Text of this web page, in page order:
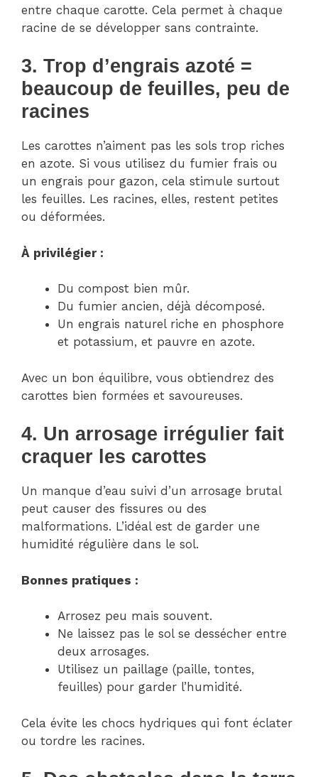
entre chaque carotte. Cela permet à chaque
racine de se développer sans contrainte.
3. Trop d’engrais azoté =
beaucoup de feuilles, peu de
racines
Les carottes n’aiment pas les sols trop riches
en azote. Si vous utilisez du fumier frais ou
un engrais pour gazon, cela stimule surtout
les feuilles. Les racines, elles, restent petites
ou déformées.
À privilégier :
Du compost bien mûr.
Du fumier ancien, déjà décomposé.
Un engrais naturel riche en phosphore
et potassium, et pauvre en azote.
Avec un bon équilibre, vous obtiendrez des
carottes bien formées et savoureuses.
4. Un arrosage irrégulier fait
craquer les carottes
Un manque d’eau suivi d’un arrosage brutal
peut causer des fissures ou des
malformations. L’idéal est de garder une
humidité régulière dans le sol.
Bonnes pratiques :
Arrosez peu mais souvent.
Ne laissez pas le sol se dessécher entre
deux arrosages.
Utilisez un paillage (paille, tontes,
feuilles) pour garder l’humidité.
Cela évite les chocs hydriques qui font éclater
ou tordre les racines.